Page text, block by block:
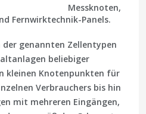
Messknoten,
Fernwirktechnik-Panels.
genannten Zellentypen
beliebiger
kleinen Knotenpunkten für
Verbrauchers bis hin
mit mehreren Eingängen,